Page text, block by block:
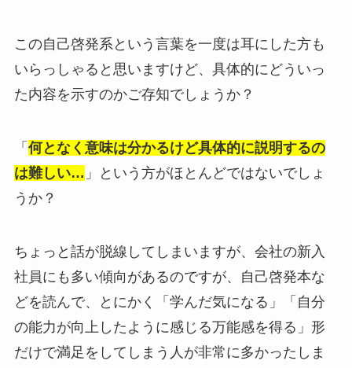
この自己啓発系という言葉を一度は耳にした方も
いらっしゃると思いますけど、具体的にどういっ
た内容を示すのかご存知でしょうか？
「 何となく意味は分かるけど具体的に説明するの
は難しい… 」という方がほとんどではないでしょ
うか？
ちょっと話が脱線してしまいますが、会社の新入
社員にも多い傾向があるのですが、自己啓発本な
どを読んで、とにかく「学んだ気になる」「自分
の能力が向上したように感じる万能感を得る」形
だけで満足をしてしまう人が非常に多かったしま